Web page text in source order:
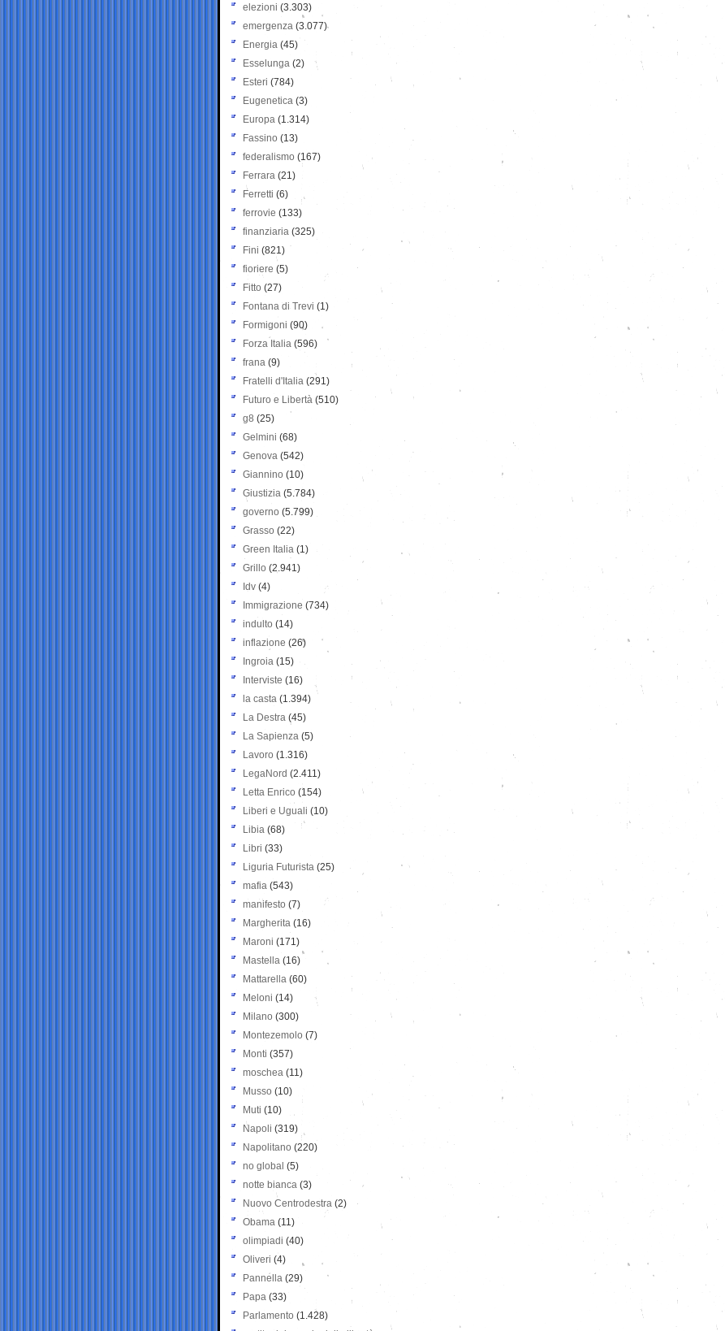
elezioni (3.303)
emergenza (3.077)
Energia (45)
Esselunga (2)
Esteri (784)
Eugenetica (3)
Europa (1.314)
Fassino (13)
federalismo (167)
Ferrara (21)
Ferretti (6)
ferrovie (133)
finanziaria (325)
Fini (821)
fioriere (5)
Fitto (27)
Fontana di Trevi (1)
Formigoni (90)
Forza Italia (596)
frana (9)
Fratelli d'Italia (291)
Futuro e Libertà (510)
g8 (25)
Gelmini (68)
Genova (542)
Giannino (10)
Giustizia (5.784)
governo (5.799)
Grasso (22)
Green Italia (1)
Grillo (2.941)
Idv (4)
Immigrazione (734)
indulto (14)
inflazione (26)
Ingroia (15)
Interviste (16)
la casta (1.394)
La Destra (45)
La Sapienza (5)
Lavoro (1.316)
LegaNord (2.411)
Letta Enrico (154)
Liberi e Uguali (10)
Libia (68)
Libri (33)
Liguria Futurista (25)
mafia (543)
manifesto (7)
Margherita (16)
Maroni (171)
Mastella (16)
Mattarella (60)
Meloni (14)
Milano (300)
Montezemolo (7)
Monti (357)
moschea (11)
Musso (10)
Muti (10)
Napoli (319)
Napolitano (220)
no global (5)
notte bianca (3)
Nuovo Centrodestra (2)
Obama (11)
olimpiadi (40)
Oliveri (4)
Pannella (29)
Papa (33)
Parlamento (1.428)